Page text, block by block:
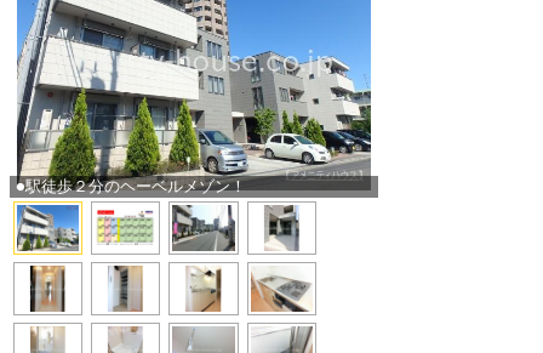
●駅徒歩２分のヘーベルメゾン！